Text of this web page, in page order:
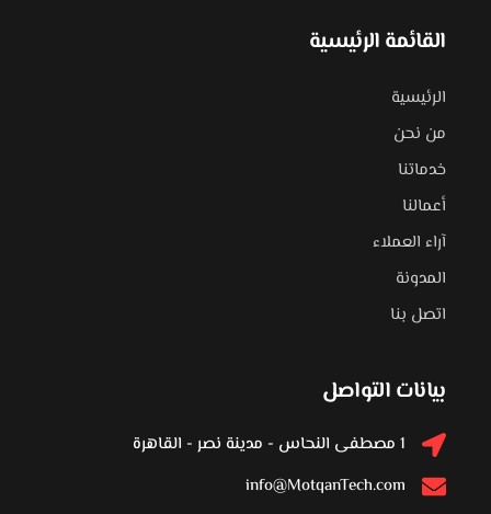
القائمة الرئيسية
الرئيسية
من نحن
خدماتنا
أعمالنا
آراء العملاء
المدونة
اتصل بنا
بيانات التواصل
1 مصطفى النحاس - مدينة نصر - القاهرة
info@MotqanTech.com